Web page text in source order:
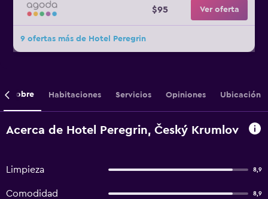
$95 Ver oferta
9 ofertas más de Hotel Peregrin
Sobre Habitaciones Servicios Opiniones Ubicación
Acerca de Hotel Peregrin, Český Krumlov
Limpieza 8,9
Comodidad 8,9